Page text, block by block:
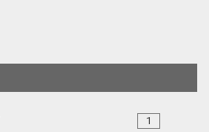
1